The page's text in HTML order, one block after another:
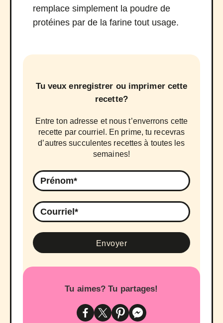
remplace simplement la poudre de
protéines par de la farine tout usage.
Tu veux enregistrer ou imprimer cette
recette?
Entre ton adresse et nous t’enverrons cette
recette par courriel. En prime, tu recevras
d’autres succulentes recettes à toutes les
semaines!
Tu aimes? Tu partages!